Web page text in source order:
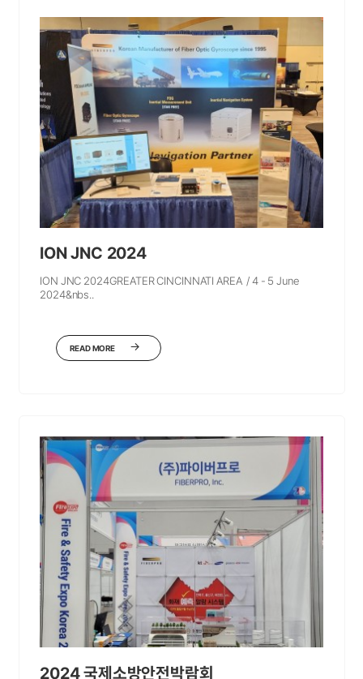
ION JNC 2024
ION JNC 2024GREATER CINCINNATI AREA / 4 - 5 June
2024&nbs..
READ MORE
2024 국제소방안전박람회